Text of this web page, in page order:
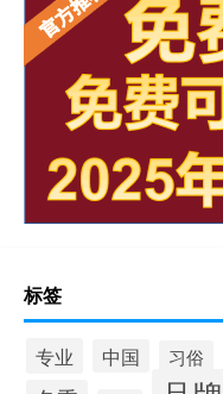
标签
专业 中国 习俗